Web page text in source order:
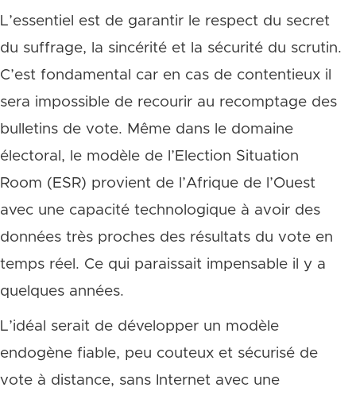
L’essentiel est de garantir le respect du secret
du suffrage, la sincérité et la sécurité du scrutin.
C’est fondamental car en cas de contentieux il
sera impossible de recourir au recomptage des
bulletins de vote. Même dans le domaine
électoral, le modèle de l’Election Situation
Room (ESR) provient de l’Afrique de l’Ouest
avec une capacité technologique à avoir des
données très proches des résultats du vote en
temps réel. Ce qui paraissait impensable il y a
quelques années.
L’idéal serait de développer un modèle
endogène fiable, peu couteux et sécurisé de
vote à distance, sans Internet avec une